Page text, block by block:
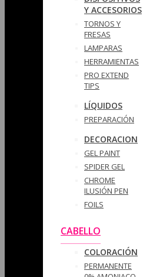
Y ACCESORIOS
TORNOS Y
FRESAS
LAMPARAS
HERRAMIENTAS
PRO EXTEND
TIPS
LÍQUIDOS
PREPARACIÓN
DECORACION
GEL PAINT
SPIDER GEL
CHROME
ILUSIÓN PEN
FOILS
CABELLO
COLORACIÓN
PERMANENTE